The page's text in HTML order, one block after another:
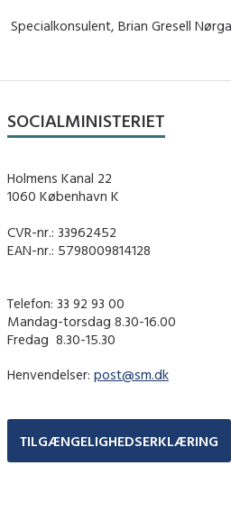
Specialkonsulent, Brian Gresell
SOCIALMINISTERIET
Holmens Kanal 22
1060 København K
CVR-nr.: 33962452
EAN-nr.: 5798009814128
Telefon: 33 92 93 00
Mandag-torsdag 8.30-16.00
Fredag ​ 8.30-15.30
Henvendelser: post@sm.dk
TILGÆNGELIGHEDSERKLÆRING